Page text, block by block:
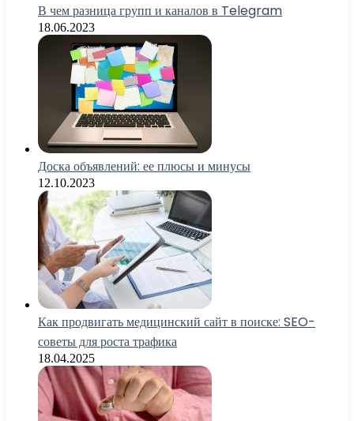
В чем разница групп и каналов в Telegram
18.06.2023
Доска объявлений: ее плюсы и минусы
12.10.2023
Как продвигать медицинский сайт в поиске: SEO-
советы для роста трафика
18.04.2025